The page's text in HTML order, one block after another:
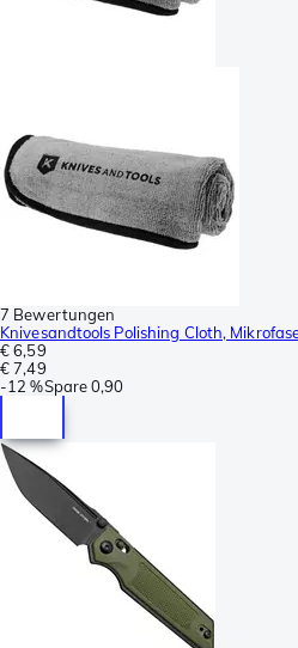
7 Bewertungen
Knivesandtools Polishing Cloth,
€ 6,59
€ 7,49
-12 %Spare0,90